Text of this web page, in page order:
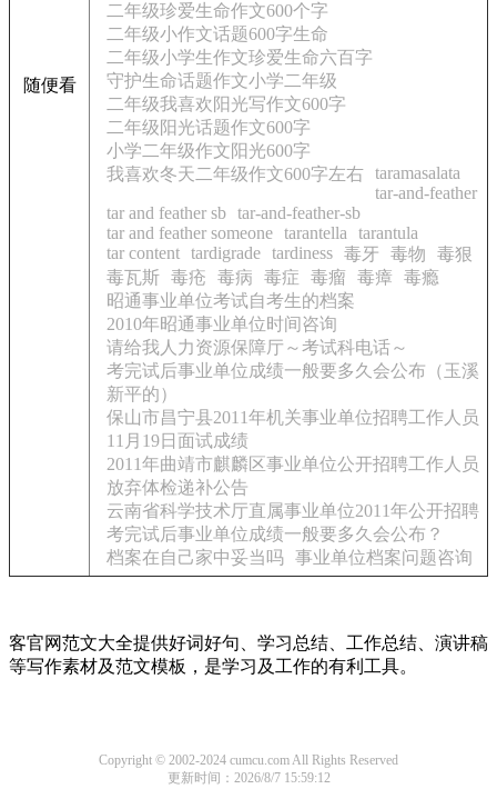
随便看
二年级珍爱生命作文600个字
二年级小作文话题600字生命
二年级小学生作文珍爱生命六百字
守护生命话题作文小学二年级
二年级我喜欢阳光写作文600字
二年级阳光话题作文600字
小学二年级作文阳光600字
我喜欢冬天二年级作文600字左右 taramasalata
tar-and-feather
tar and feather sb tar-and-feather-sb
tar and feather someone tarantella
tarantula
tar content tardigrade tardiness 毒牙 毒物
毒狠
毒瓦斯 毒疮 毒病 毒症 毒瘤 毒瘴
毒瘾
昭通事业单位考试自考生的档案
2010年昭通事业单位时间咨询
请给我人力资源保障厅～考试科电话～
考完试后事业单位成绩一般要多久会公布（玉溪
新平的）
保山市昌宁县2011年机关事业单位招聘工作人员
11月19日面试成绩
2011年曲靖市麒麟区事业单位公开招聘工作人员
放弃体检递补公告
云南省科学技术厅直属事业单位2011年公开招聘
考完试后事业单位成绩一般要多久会公布？
档案在自己家中妥当吗 事业单位档案问题咨询
客官网范文大全提供好词好句、学习总结、工作总结、演讲稿
等写作素材及范文模板，是学习及工作的有利工具。
Copyright © 2002-2024 cumcu.com All Rights Reserved
更新时间：2026/8/7 15:59:12